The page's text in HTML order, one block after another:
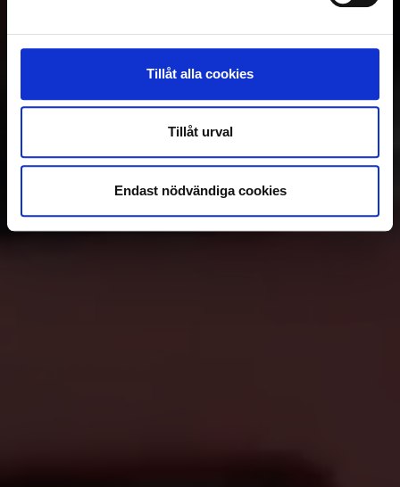
Tillåt alla cookies
Tillåt urval
Endast nödvändiga cookies